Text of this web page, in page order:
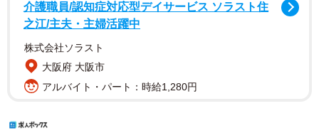
介護職員/認知症対応型デイサービス ソラスト住
之江/主夫・主婦活躍中
株式会社ソラスト
大阪府 大阪市
アルバイト・パート：時給1,280円